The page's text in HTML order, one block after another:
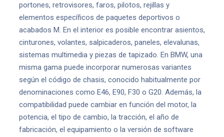
portones, retrovisores, faros, pilotos, rejillas y
elementos específicos de paquetes deportivos o
acabados M. En el interior es posible encontrar asientos,
cinturones, volantes, salpicaderos, paneles, elevalunas,
sistemas multimedia y piezas de tapizado. En BMW, una
misma gama puede incorporar numerosas variantes
según el código de chasis, conocido habitualmente por
denominaciones como E46, E90, F30 o G20. Además, la
compatibilidad puede cambiar en función del motor, la
potencia, el tipo de cambio, la tracción, el año de
fabricación, el equipamiento o la versión de software